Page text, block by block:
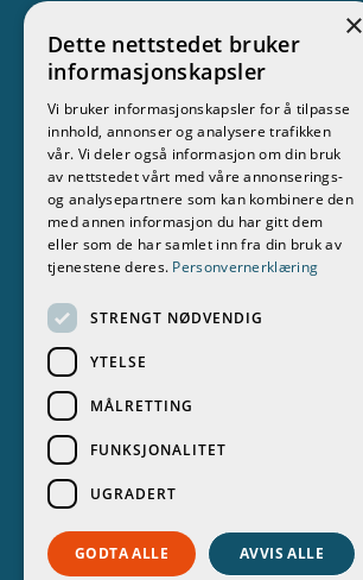
Nyhetsbrev
Meld deg på vårt nyhetsbrev
Følg oss
STOKKEN BÅT & MOTOR AS 2026. ALL RIGHTS
POWERED BY EMPORI CMS
×
Dette nettstedet bruker
informasjonskapsler
Vi bruker informasjonskapsler for å tilpasse
innhold, annonser og analysere trafikken
vår. Vi deler også informasjon om din bruk
av nettstedet vårt med våre annonserings-
og analysepartnere som kan kombinere den
med annen informasjon du har gitt dem
eller som de har samlet inn fra din bruk av
tjenestene deres. Personvernerklæring
STRENGT NØDVENDIG
YTELSE
MÅLRETTING
FUNKSJONALITET
UGRADERT
GODTA ALLE AVVIS ALLE